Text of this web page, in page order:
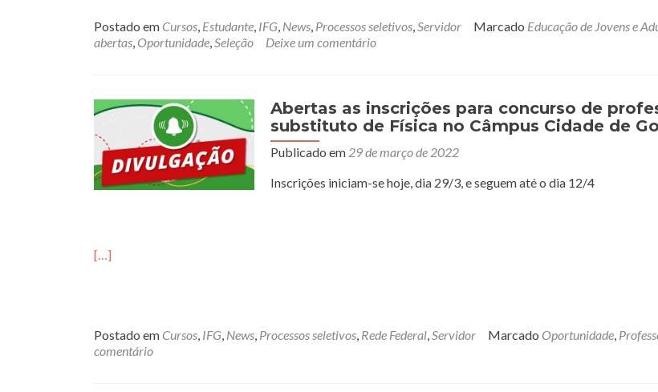
Postado em Cursos, Estudante, IFG, News, Processos seletivos,Servidor Marcado Educação de Jovens e
abertas, Oportunidade,Seleção Deixe um comentário
Abertas as inscrições para concurso de
substituto de Física no Câmpus Cidade de
Publicado em 29 de março de 2022
Inscrições iniciam-se hoje, dia 29/3, e seguem até o dia 12/4
[…]
Postado em Cursos, IFG, News, Processos seletivos, Rede Federal,Servidor Marcado Oportunidade,
comentário